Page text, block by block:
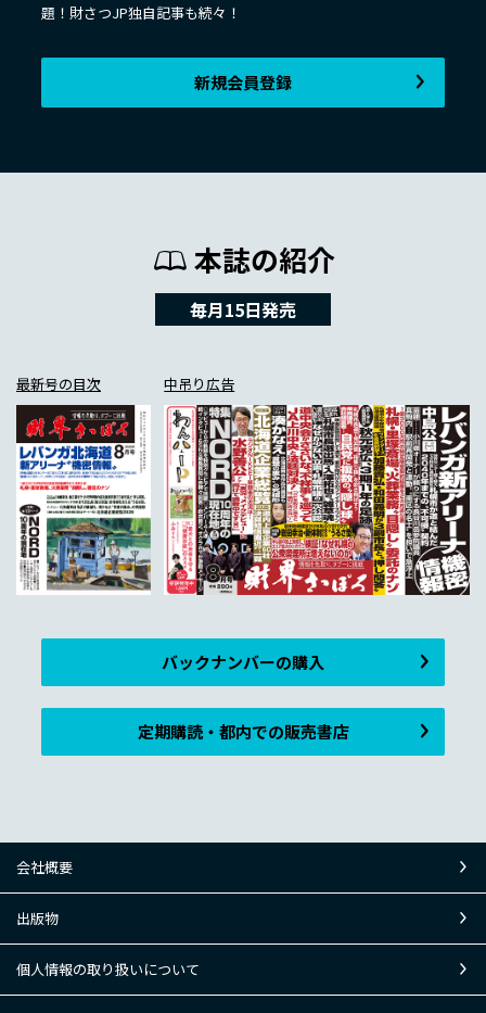
題！財さつJP独自記事も続々！
新規会員登録
本誌の紹介
毎月15日発売
最新号の目次 中吊り広告
バックナンバーの購入
定期購読・都内での販売書店
会社概要
出版物
個人情報の取り扱いについて